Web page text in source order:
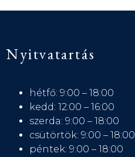
Nyitvatartás
hétfő: 9:00 – 18:00
kedd: 12:00 – 16:00
szerda: 9:00 – 18:00
csütörtök: 9:00 – 18:00
péntek: 9:00 – 18:00